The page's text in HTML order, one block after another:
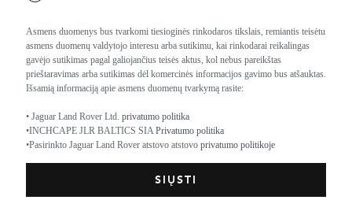
Asmens duomenys bus tvarkomi tiesioginės rinkodaros tikslais, remiantis teisėtu
asmens duomenų valdytojo interesu arba sutikimu, kai rinkodarai reikalingas
gavėjo sutikimas pagal galiojančius teisės aktus, kol nebus pareikštas
prieštaravimas arba sutikimas dėl komercinės informacijos gavimo bus atšauktas.
Išsamią informaciją apie asmens duomenų tvarkymą rasite:
• Jaguar Land Rover Ltd. privatumo politika
•INCHCAPE JLR BALTICS SIAPrivatumo politika
•Pasirinkto Jaguar Land Rover atstovo atstovo privatumo politikoje